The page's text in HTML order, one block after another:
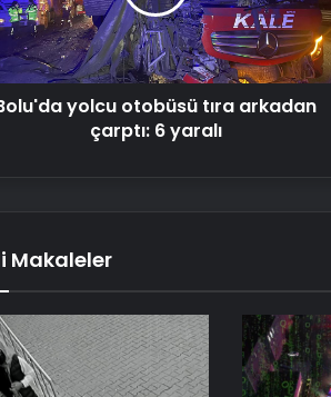
yolcu otobüsü tıra arkadan
çarptı: 6 yaralı
Makaleler